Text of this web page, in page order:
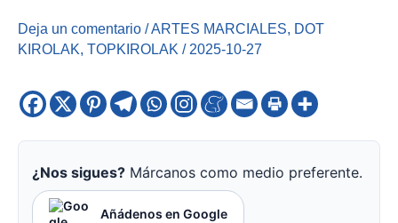
Deja un comentario /ARTES MARCIALES, DOT
KIROLAK, TOPKIROLAK / 2025-10-27
¿Nos sigues? Márcanos como medio preferente.
Añádenos en Google